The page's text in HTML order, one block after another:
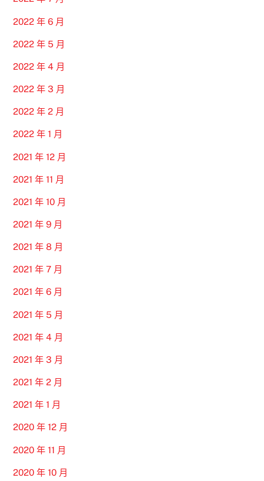
2022 年 6 月
2022 年 5 月
2022 年 4 月
2022 年 3 月
2022 年 2 月
2022 年 1 月
2021 年 12 月
2021 年 11 月
2021 年 10 月
2021 年 9 月
2021 年 8 月
2021 年 7 月
2021 年 6 月
2021 年 5 月
2021 年 4 月
2021 年 3 月
2021 年 2 月
2021 年 1 月
2020 年 12 月
2020 年 11 月
2020 年 10 月